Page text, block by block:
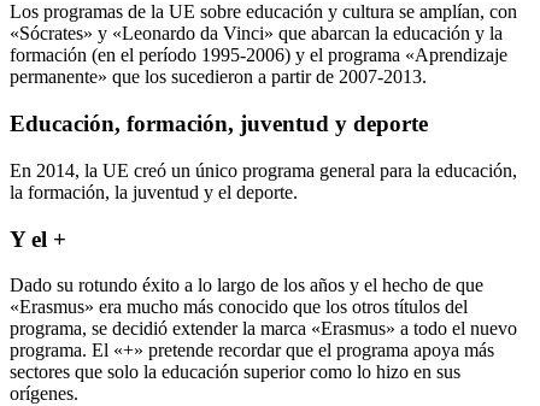
Los programas de la UE sobre educación y cultura se amplían, con
«Sócrates» y «Leonardo da Vinci» que abarcan la educación y la
formación (en el período 1995-2006) y el programa «Aprendizaje
permanente» que los sucedieron a partir de 2007-2013.
Educación, formación, juventud y deporte
En 2014, la UE creó un único programa general para la educación,
la formación, la juventud y el deporte.
Y el +
Dado su rotundo éxito a lo largo de los años y el hecho de que
«Erasmus» era mucho más conocido que los otros títulos del
programa, se decidió extender la marca «Erasmus» a todo el nuevo
programa. El «+» pretende recordar que el programa apoya más
sectores que solo la educación superior como lo hizo en sus
orígenes.